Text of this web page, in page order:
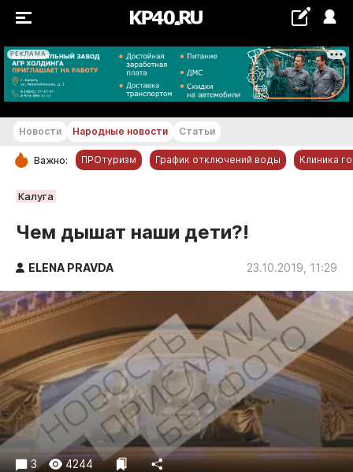
РЕКЛАМА
+21...+22 °С
РУБРИКИ
Новости компаний
Статьи
Народные новости
Авто и транспорт
Благоустройство
Криминал
Культура
Недвижимость и ЖКХ
Образование
Общество
Новости Народные новости Статьи
Важно: ПРОтуризм График отключений воды Клиника
Калуга
Чем дышат наши дети?!
ELENA PRAVDA 23.10.2019, 11:29
3 4244